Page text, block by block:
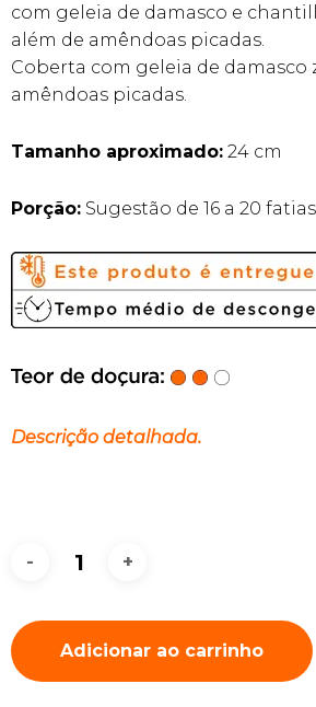
com geleia de damasco e
além de amêndoas picadas.
Coberta com geleia de damasco
amêndoas picadas.
Tamanho aproximado: 24 cm
Porção: Sugestão de 16 a 20 fatias
Descrição detalhada.
Adicionar ao carrinho